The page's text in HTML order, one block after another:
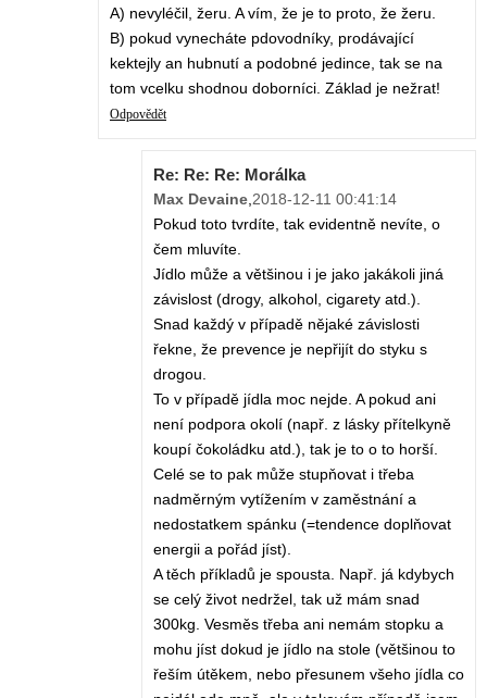
A) nevyléčil, žeru. A vím, že je to proto, že žeru.
B) pokud vynecháte pdovodníky, prodávající
kektejly an hubnutí a podobné jedince, tak se na
tom vcelku shodnou doborníci. Základ je nežrat!
Odpovědět
Re: Re: Re: Morálka
Max Devaine,2018-12-11 00:41:14
Pokud toto tvrdíte, tak evidentně nevíte, o
čem mluvíte.
Jídlo může a většinou i je jako jakákoli jiná
závislost (drogy, alkohol, cigarety atd.).
Snad každý v případě nějaké závislosti
řekne, že prevence je nepřijít do styku s
drogou.
To v případě jídla moc nejde. A pokud ani
není podpora okolí (např. z lásky přítelkyně
koupí čokoládku atd.), tak je to o to horší.
Celé se to pak může stupňovat i třeba
nadměrným vytížením v zaměstnání a
nedostatkem spánku (=tendence doplňovat
energii a pořád jíst).
A těch příkladů je spousta. Např. já kdybych
se celý život nedržel, tak už mám snad
300kg. Vesměs třeba ani nemám stopku a
mohu jíst dokud je jídlo na stole (většinou to
řeším útěkem, nebo přesunem všeho jídla co